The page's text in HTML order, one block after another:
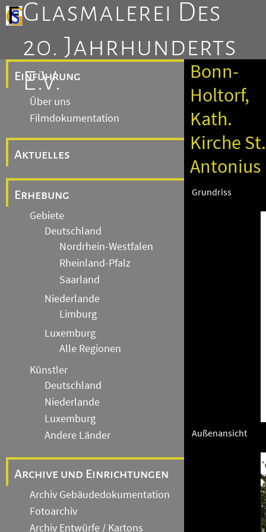
Glasmalerei Des
20. Jahrhunderts
E.V.
Einführung
Über uns
Filmdokumentation
Aktuelles
Erhebung
Gebiete
Deutschland
Nordrhein-Westfalen
Rheinland-Pfalz
Saarland
Niederlande
Limburg
Luxemburg
Alle Regionen
Künstler
Deutschland
Niederlande
Luxemburg
Andere Länder
Archive und Einrichtungen
Archiv Gebäudedokumentation
Fotoarchiv
Archiv Entwürfe / Kartons
Bonn-
Holtorf,
Kath.
Kirche St.
Antonius
Grundriss
Außenansicht